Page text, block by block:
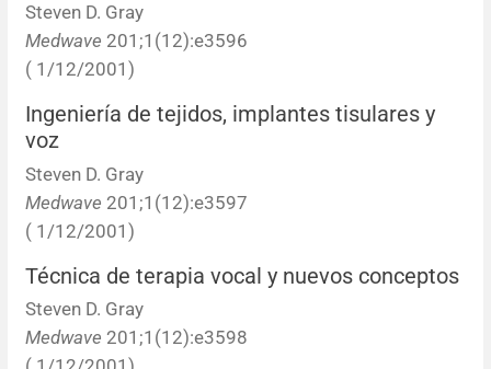
Ensayos
Práctica clínica
Política de cobros
Políticas editoriales
Instrucciones para autores
Patrocinadores y financiamiento
Comité editorial
Steven D. Gray
Medwave 201;1(12):e3596
( 1/12/2001)
Ingeniería de tejidos, implantes tisulares y
voz
Steven D. Gray
Medwave 201;1(12):e3597
( 1/12/2001)
Técnica de terapia vocal y nuevos conceptos
Steven D. Gray
Medwave 201;1(12):e3598